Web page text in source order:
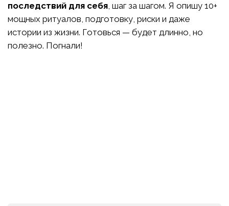
последствий для себя, шаг за шагом. Я опишу 10+
мощных ритуалов, подготовку, риски и даже
истории из жизни. Готовься — будет длинно, но
полезно. Погнали!